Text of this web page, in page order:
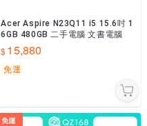
Acer Aspire N23Q11 i5 15.6吋 1
6GB 480GB 二手電腦 文書電腦
15,880
免運